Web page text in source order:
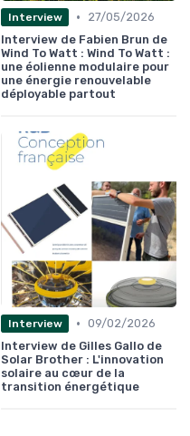
Interview •
27/05/2026
Interview de Fabien Brun de
Wind To Watt : Wind To Watt :
une éolienne modulaire pour
une énergie renouvelable
déployable partout
Interview • 09/02/2026
Interview de Gilles Gallo de
Solar Brother : L'innovation
solaire au cœur de la
transition énergétique